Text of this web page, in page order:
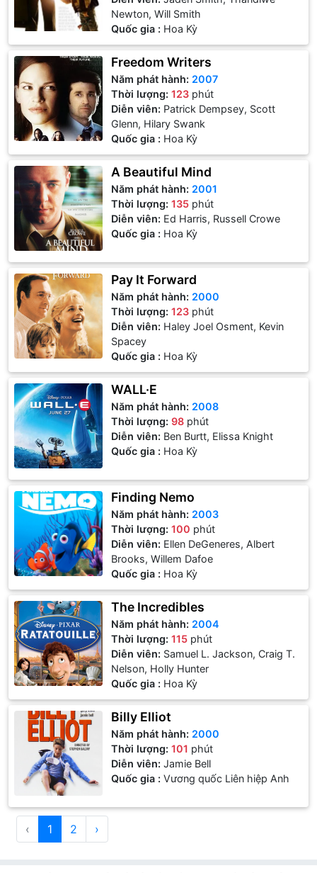
Newton, Will Smith
Quốc gia : Hoa Kỳ
Freedom Writers
Năm phát hành: 2007
Thời lượng:123 phút
Diễn viên: Patrick Dempsey, Scott
Glenn, Hilary Swank
Quốc gia : Hoa Kỳ
A Beautiful Mind
Năm phát hành: 2001
Thời lượng:135 phút
Diễn viên: Ed Harris, Russell Crowe
Quốc gia : Hoa Kỳ
Pay It Forward
Năm phát hành: 2000
Thời lượng:123 phút
Diễn viên: Haley Joel Osment, Kevin
Spacey
Quốc gia : Hoa Kỳ
WALL·E
Năm phát hành: 2008
Thời lượng:98 phút
Diễn viên: Ben Burtt, Elissa Knight
Quốc gia : Hoa Kỳ
Finding Nemo
Năm phát hành: 2003
Thời lượng:100 phút
Diễn viên: Ellen DeGeneres, Albert
Brooks, Willem Dafoe
Quốc gia : Hoa Kỳ
The Incredibles
Năm phát hành: 2004
Thời lượng:115 phút
Diễn viên: Samuel L. Jackson, Craig T.
Nelson, Holly Hunter
Quốc gia : Hoa Kỳ
Billy Elliot
Năm phát hành: 2000
Thời lượng:101 phút
Diễn viên:Jamie Bell
Quốc gia : Vương quốc Liên hiệp Anh
‹ 1 2 ›